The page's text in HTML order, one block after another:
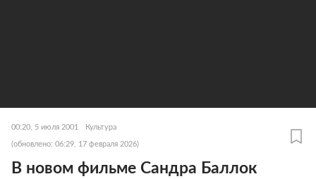
00:20, 5 июля 2001 Культура
(обновлено: 06:29, 17 февраля 2026)
В новом фильме Сандра Баллок